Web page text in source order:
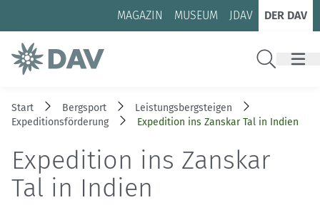
Zum Inhalt
Zur Footer-Navigation
MAGAZIN MUSEUM JDAV DER DAV
Start Bergsport
Leistungsbergsteigen
Expeditions­förderung
Expedition ins Zanskar Tal in Indien
Expedition ins Zanskar
Tal in Indien